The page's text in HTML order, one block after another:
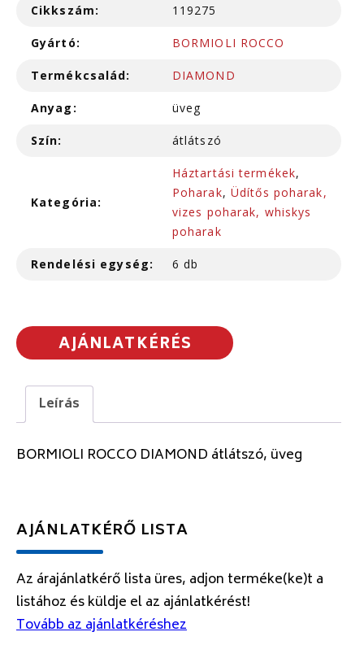
Cikkszám: 119275
Gyártó: BORMIOLI ROCCO
Termékcsalád: DIAMOND
Anyag: üveg
Szín: átlátszó
Kategória:
Háztartási termékek,
Poharak, Üdítős poharak,
vizes poharak, whiskys
poharak
Rendelési egység: 6 db
AJÁNLATKÉRÉS
Leírás
BORMIOLI ROCCO DIAMOND átlátszó, üveg
AJÁNLATKÉRŐ LISTA
Az árajánlatkérő lista üres, adjon terméke(ke)t a
listához és küldje el az ajánlatkérést!
Tovább az ajánlatkéréshez